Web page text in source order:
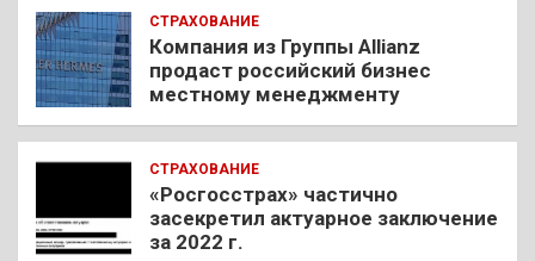
СТРАХОВАНИЕ
Компания из Группы Allianz
продаст российский бизнес
местному менеджменту
СТРАХОВАНИЕ
«Росгосстрах» частично
засекретил актуарное заключение
за 2022 г.